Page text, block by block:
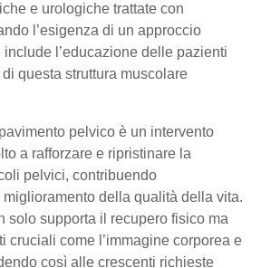
e urologiche trattate con
l’esigenza di un approccio
l’educazione delle pazienti
questa struttura muscolare
pelvico è un intervento
a rafforzare e ripristinare la
pelvici, contribuendo
della qualità della vita.
solo supporta il recupero fisico ma
cruciali come l’immagine corporea e
così alle crescenti richieste